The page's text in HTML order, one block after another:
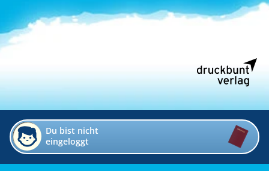
Du bist nicht
eingeloggt